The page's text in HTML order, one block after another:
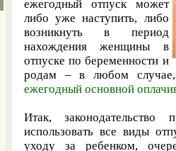
ежегодный отпуск может
либо уже наступить, либо
возникнуть в период
нахождения женщины в
отпуске по беременности и
родам – в любом
ежегодный основной
Итак, законодательство
использовать все виды
уходу за ребенком,